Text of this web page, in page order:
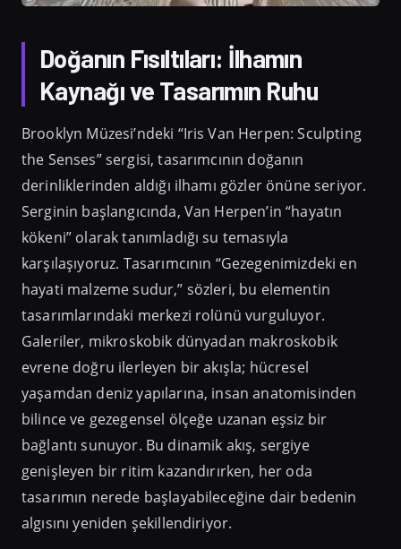
Doğanın Fısıltıları: İlhamın
Kaynağı ve Tasarımın Ruhu
Brooklyn Müzesi’ndeki “Iris Van Herpen: Sculpting
the Senses” sergisi, tasarımcının doğanın
derinliklerinden aldığı ilhamı gözler önüne seriyor.
Serginin başlangıcında, Van Herpen’in “hayatın
kökeni” olarak tanımladığı su temasıyla
karşılaşıyoruz. Tasarımcının “Gezegenimizdeki en
hayati malzeme sudur,” sözleri, bu elementin
tasarımlarındaki merkezi rolünü vurguluyor.
Galeriler, mikroskobik dünyadan makroskobik
evrene doğru ilerleyen bir akışla; hücresel
yaşamdan deniz yapılarına, insan anatomisinden
bilince ve gezegensel ölçeğe uzanan eşsiz bir
bağlantı sunuyor. Bu dinamik akış, sergiye
genişleyen bir ritim kazandırırken, her oda
tasarımın nerede başlayabileceğine dair bedenin
algısını yeniden şekillendiriyor.